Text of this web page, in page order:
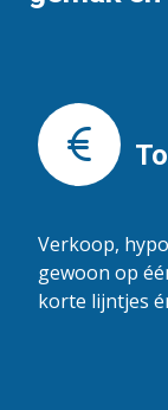
Verkoop,
gewoon op
korte lijntjes